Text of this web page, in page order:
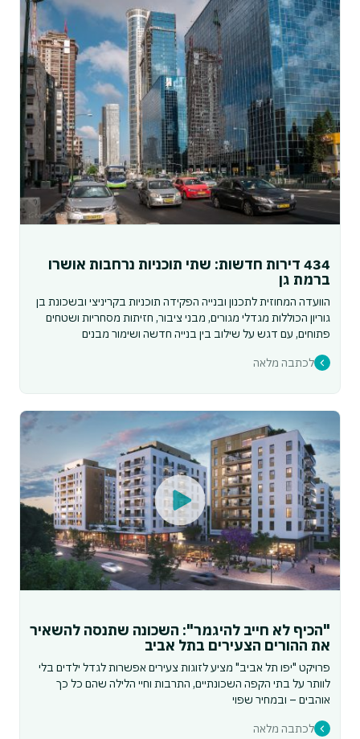
434 דירות חדשות: שתי תוכניות נרחבות אושרו
ברמת גן
הוועדה המחוזית לתכנון ובנייה הפקידה תוכניות בקריניצי ובשכונת בן
גוריון הכוללות מגדלי מגורים, מבני ציבור, חזיתות מסחריות ושטחים
פתוחים, עם דגש על שילוב בין בנייה חדשה ושימור מבנים
לכתבה מלאה
"הכיף לא חייב להיגמר": השכונה שתנסה להשאיר
את ההורים הצעירים בתל אביב
פרויקט "יפו תל אביב" מציע לזוגות צעירים אפשרות לגדל ילדים בלי
לוותר על בתי הקפה השכונתיים, התרבות וחיי הלילה שהם כל כך
אוהבים – ובמחיר שפוי
לכתבה מלאה